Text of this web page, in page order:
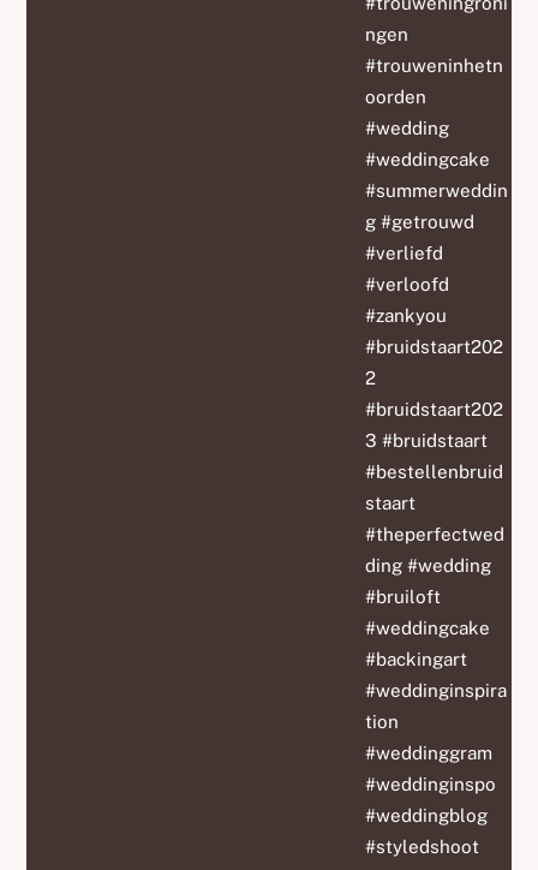
ngen
#trouweninhetn
oorden
#wedding
#weddingcake
#summerweddin
g #getrouwd
#verliefd
#verloofd
#zankyou
#bruidstaart202
2
#bruidstaart202
3 #bruidstaart
#bestellenbruid
staart
#theperfectwed
ding #wedding
#bruiloft
#weddingcake
#backingart
#weddinginspira
tion
#weddinggram
#weddinginspo
#weddingblog
#styledshoot